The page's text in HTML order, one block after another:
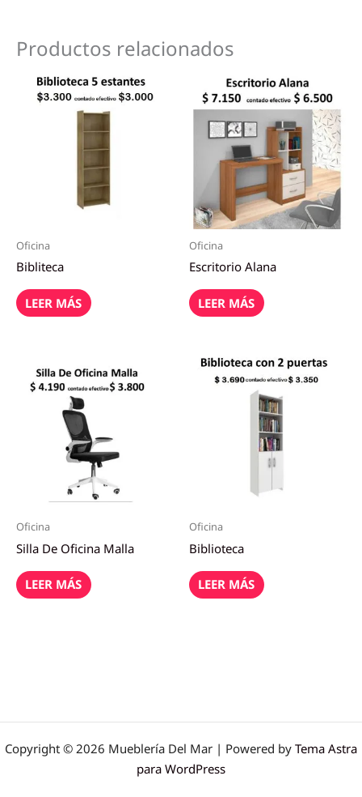
Productos relacionados
Oficina
Bibliteca
LEER MÁS
Oficina
Escritorio Alana
LEER MÁS
Oficina
Silla De Oficina Malla
LEER MÁS
Oficina
Biblioteca
LEER MÁS
Copyright © 2026 Mueblería Del Mar | Powered by Tema Astra
para WordPress